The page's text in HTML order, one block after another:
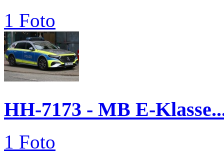
1 Foto
HH-7173 - MB E-
1 Foto